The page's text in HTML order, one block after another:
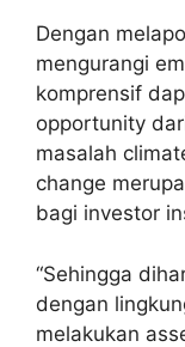
Dengan
mengurangi
komprensif
opportunity
masalah
change
bagi investor
“Sehingga
dengan
melakukan